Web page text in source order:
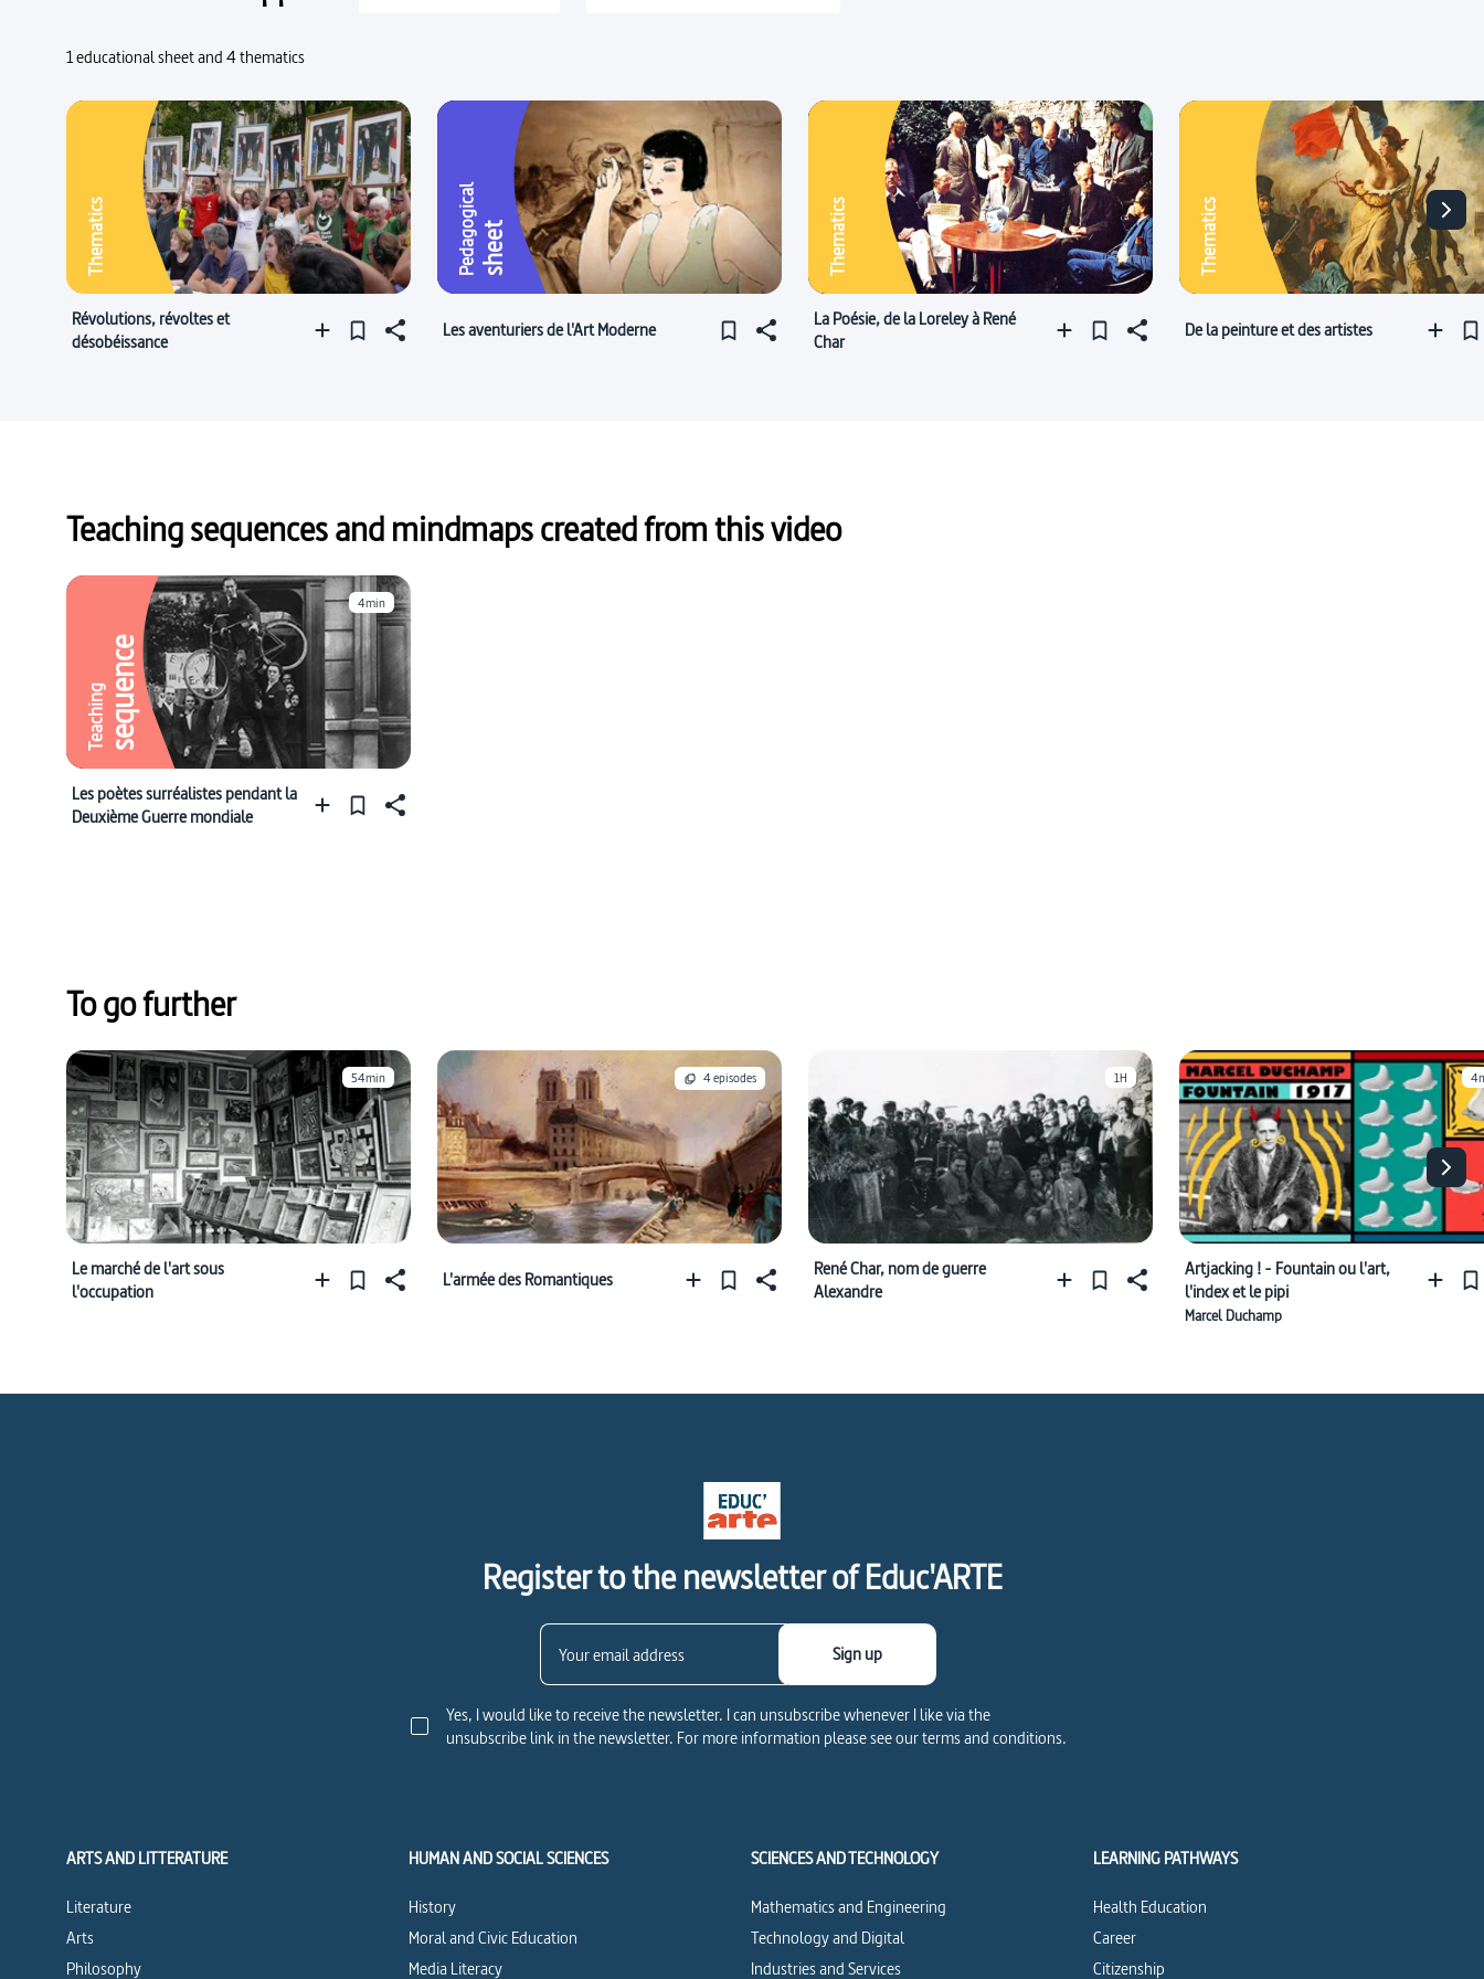
1 educational sheet and 4 thematics
Thematics
Révolutions, révoltes et
désobéissance
Pedagogicalsheet
Les aventuriers de l'Art Moderne
Thematics
La Poésie, de la Loreley à René
Char
Thematics
De la peinture et des artistes
Teaching sequences and mindmaps created from this video
Teachingsequence
4min
Les poètes surréalistes pendant la
Deuxième Guerre mondiale
To go further
54min
Le marché de l'art sous
l'occupation
4 episodes
L'armée des Romantiques
1H
René Char, nom de guerre
Alexandre
Artjacking ! - Fountain ou l'art,
l'index et le pipi
Marcel Duchamp
Register to the newsletter of Educ'ARTE
Yes, I would like to receive the newsletter. I can unsubscribe whenever I like via the
unsubscribe link in the newsletter. For more information please see our terms and conditions.
Sign up
ARTS AND LITTERATURE
Literature
Arts
Philosophy
HUMAN AND SOCIAL SCIENCES
History
Moral and Civic Education
Media Literacy
SCIENCES AND TECHNOLOGY
Mathematics and Engineering
Technology and Digital
Industries and Services
LEARNING PATHWAYS
Health Education
Career
Citizenship